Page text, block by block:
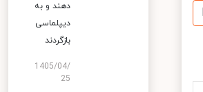
دهند و به
دیپلماسی
بازگردند
1405/04/
25